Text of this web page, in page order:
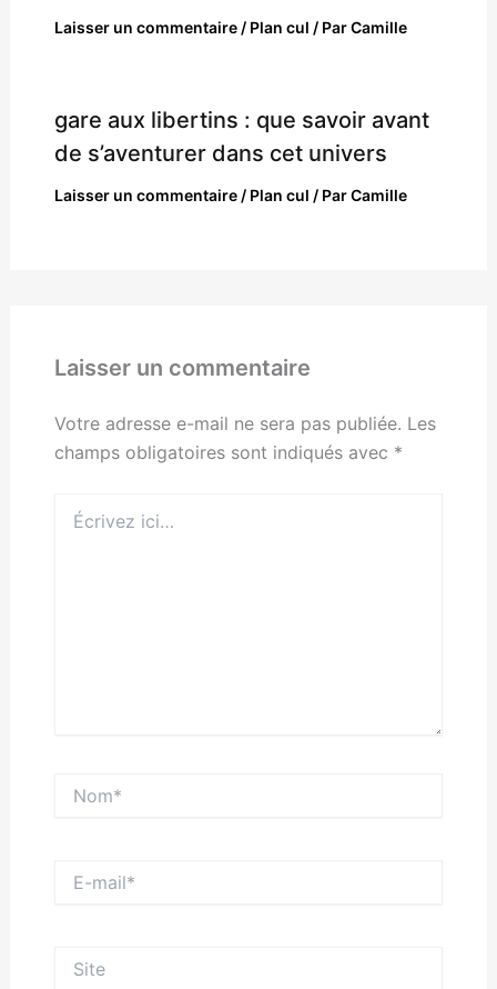
Laisser un commentaire / Plan cul / ParCamille
gare aux libertins : que savoir avant
de s’aventurer dans cet univers
Laisser un commentaire / Plan cul / ParCamille
Laisser un commentaire
Votre adresse e-mail ne sera pas publiée. Les
champs obligatoires sont indiqués avec *
ici…
mail*